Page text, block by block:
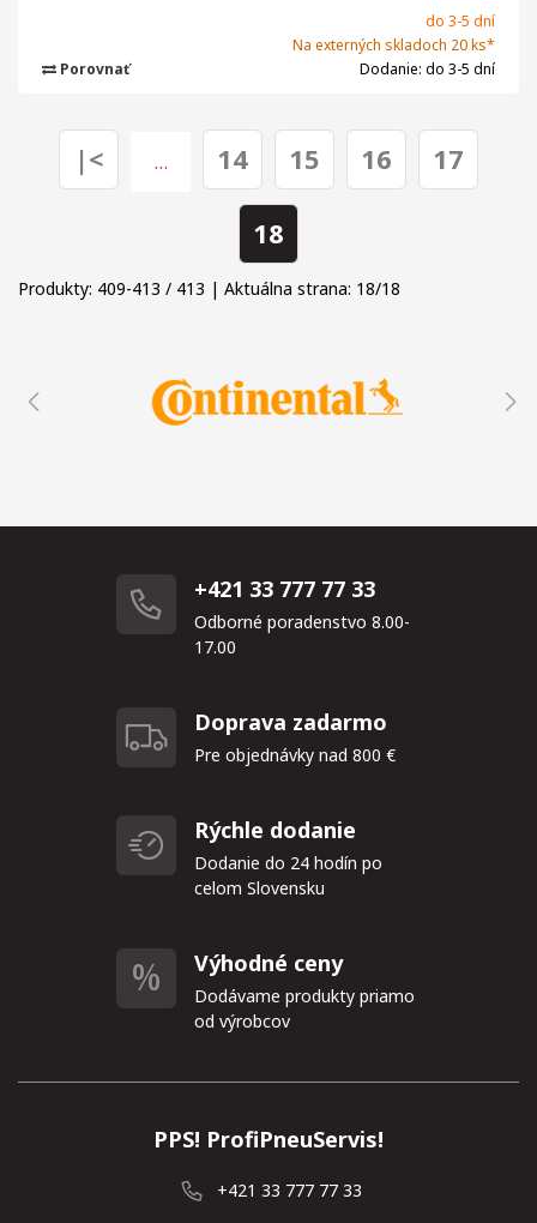
do 3-5 dní
Na externých skladoch 20 ks*
Dodanie: do 3-5 dní
Porovnať
|< … 14 15 16 17
18
Produkty: 409-413 / 413 | Aktuálna strana: 18/18
+421 33 777 77 33
Odborné poradenstvo 8.00-
17.00
Doprava zadarmo
Pre objednávky nad 800 €
Rýchle dodanie
Dodanie do 24 hodín po
celom Slovensku
Výhodné ceny
Dodávame produkty priamo
od výrobcov
PPS! ProfiPneuServis!
+421 33 777 77 33